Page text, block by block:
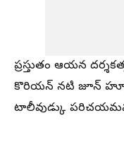
ప్రస్తుతం ఆయన
కొరియన్ నటి జూన్
టాలీవుడ్కు